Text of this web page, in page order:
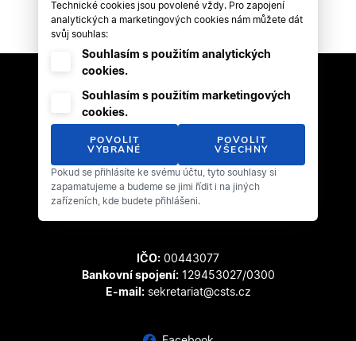
Český svaz tanečního sportu
Zátopkova 100/2
169 00 Praha 6 - Břevnov
IČO: 00443077
Bankovní spojení:129453027/0300
E-mail:sekretariat@csts.cz
Technické cookies jsou povolené vždy. Pro zapojení
analytických a marketingových cookies nám můžete dát
svůj souhlas:
Souhlasím s použitím analytických
cookies.
Souhlasím s použitím marketingových
cookies.
POVOLIT
VYBRANÉ
POVOLIT
VŠECHNY
Pokud se přihlásíte ke svému účtu, tyto souhlasy si
zapamatujeme a budeme se jimi řídit i na jiných
zařízeních, kde budete přihlášeni.